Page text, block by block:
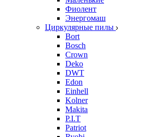
Фиолент
Энергомаш
Циркулярные пилы
Bort
Bosch
Crown
Deko
DWT
Edon
Einhell
Kolner
Makita
P.I.T
Patriot